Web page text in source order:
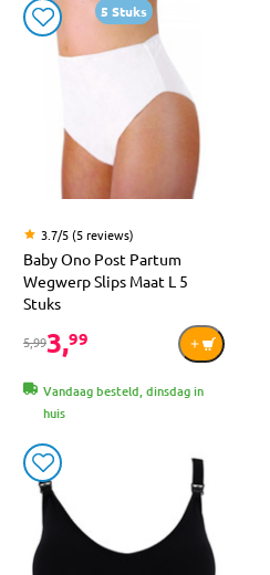
5 Stuks
3.7/5 (5 reviews)
Baby Ono Post Partum
Wegwerp Slips Maat L 5
Stuks
5,993,99
Vandaag besteld, dinsdag in
huis